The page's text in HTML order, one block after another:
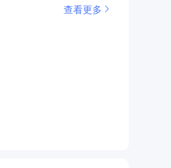
查看更多